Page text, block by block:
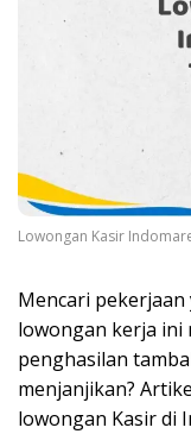
Lowongan Kasir
Mencari
lowongan kerja ini
penghasilan
menjanjikan?
lowongan Kasir di